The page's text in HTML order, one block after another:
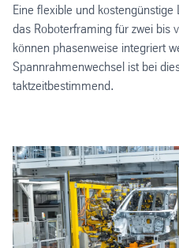
Eine flexible und
das Roboterframing für zwei bis
können phasenweise integriert
Spannrahmenwechsel ist bei
taktzeitbestimmend.